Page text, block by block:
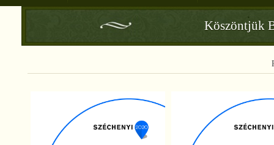
Köszöntjük